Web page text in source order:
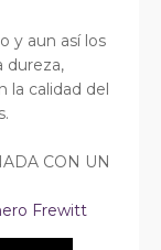
y aun así los
dureza,
la calidad del
CON UN
Frewitt